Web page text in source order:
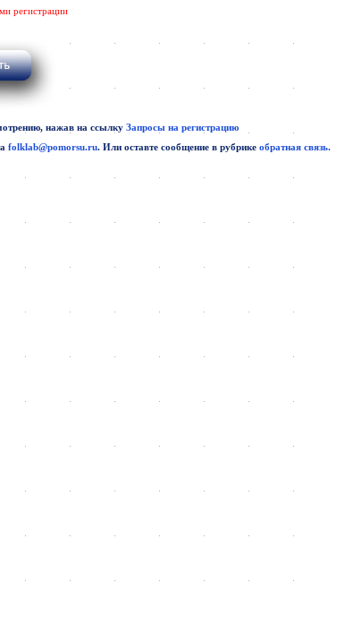
регистрации
нажав на ссылку Запросы на регистрацию
folklab@pomorsu.ru. Или оставте сообщение в рубрике обратная связь.